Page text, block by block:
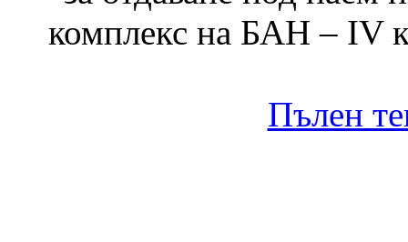
комплекс на БАН – IV
Пълен